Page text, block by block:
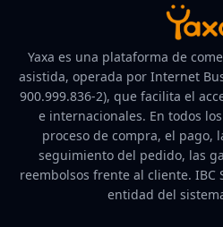
Yaxa es una plataforma de
asistida, operada por Internet
900.999.836-2), que facilita el
e internacionales. En todos
proceso de compra, el pago,
seguimiento del pedido, las
reembolsos frente al cliente. IBC
entidad del